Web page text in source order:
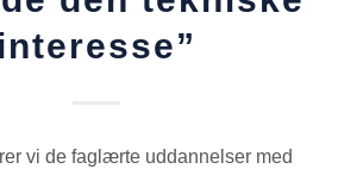
interesse”
vi de faglærte uddannelser med